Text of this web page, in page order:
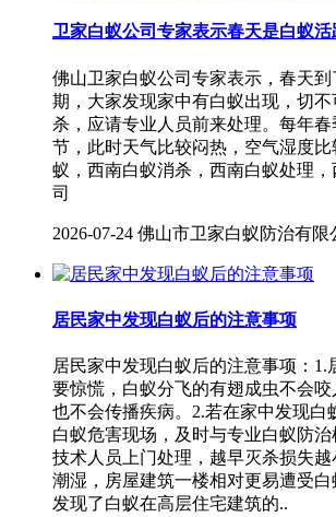
卫家白蚁公司专家表示春天是白蚁活
佛山卫家白蚁公司专家表示，春天
期，大家发现家中有白蚁出现，切
杀，应请专业人员前来处理。每年
节，此时天气比较闷热，空气湿度
蚁，西南白蚁消杀，西南白蚁处理
司
2026-07-24 佛山市卫家白蚁防治有限
居民家中发现白蚁后的注意事项
居民家中发现白蚁后的注意事项：1.
要惊慌，白蚁分飞的有翅成虫不会咬
也不会传播疾病。2.若在家中发现白
白蚁危害现场，及时与专业白蚁防
技术人员上门处理，越早灭杀损失越
潮湿，房屋建筑一楼相对更易遭受
发现了白蚁在高层住宅建筑的..